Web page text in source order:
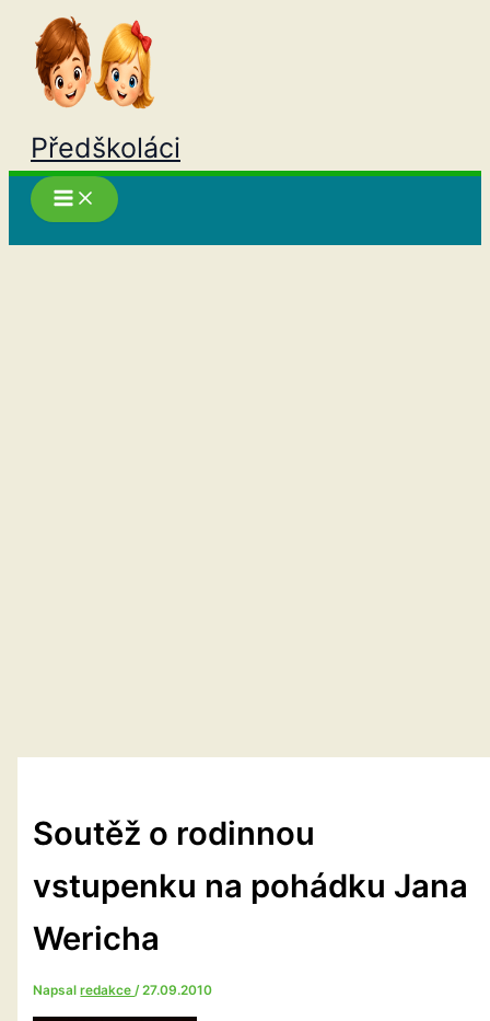
Přeskočit
obsah
Předškoláci
Soutěž o rodinnou
vstupenku na pohádku Jana
Wericha
Napsalredakce/27.09.2010